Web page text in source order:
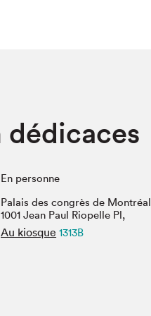
dédicaces
En personne
Palais des congrès de Montréal
1001 Jean Paul Riopelle Pl,
Au kiosque 1313B